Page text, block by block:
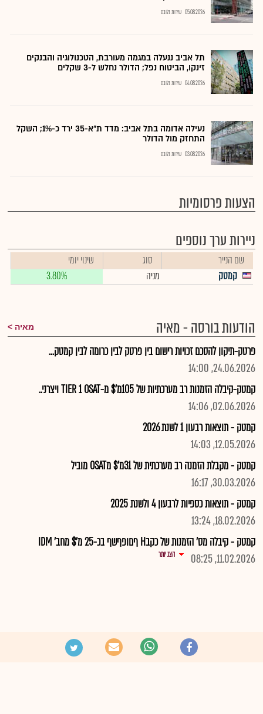
05.08.2026 שירות גלובס
תל אביב ננעלה במגמה מעורבת, הטכנולוגיה והבנקים
זינקו, הביטוח נפל; הדולר נחלש ל-3 שקלים
04.08.2026 שירות גלובס
נעילה אדומה בתל אביב: מדד ת"א-35 ירד כ-1%; השקל
התחזק מול הדולר
03.08.2026 שירות גלובס
הצעות פרסומיות
ניירות ערך נוספים
שם הנייר סוג
שינוי יומי
קמטק
מניה 3.80%
הודעות בורסה - מאיה מאיה
פרטק-תיקון להסכם זכויות רישום בין פרטק לבין כרומה לבין קמטק...
24.06.2026, 14:00
קמטק-קיבלה הזמנות רב מערכתיות של 105מ'$ מ-TIER 1 OSAT ויצרני..
02.06.2026, 14:06
קמטק - תוצאות רבעון 1 לשנת 2026
12.05.2026, 14:03
קמטק - מקבלת הזמנה רב מערכתית של 31מ'$ מOSAT מוביל
30.03.2026, 16:17
קמטק - תוצאות כספיות לרבעון 4 ולשנת 2025
18.02.2026, 13:24
קמטק - קיבלה מס' הזמנות של כקבH ףםופףשף בכ-25 מ'$ מחב' IDM
11.02.2026, 08:25
הצג יותר